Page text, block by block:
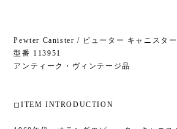
Pewter Canister / ピューター キャニスター
型番 113951
アンティーク・ヴィンテージ品
◻︎ITEM INTRODUCTION